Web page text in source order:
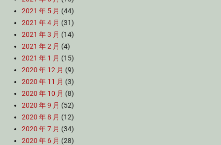
2021 年 5 月 (44)
2021 年 4 月 (31)
2021 年 3 月 (14)
2021 年 2 月 (4)
2021 年 1 月 (15)
2020 年 12 月 (9)
2020 年 11 月 (3)
2020 年 10 月 (8)
2020 年 9 月 (52)
2020 年 8 月 (12)
2020 年 7 月 (34)
2020 年 6 月 (28)